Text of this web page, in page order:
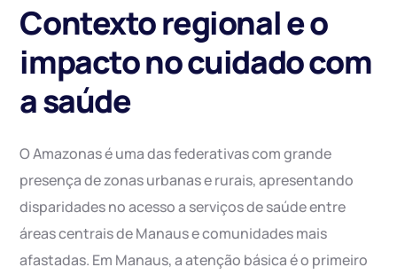
Contexto regional e o
impacto no cuidado com
a saúde
O Amazonas é uma das federativas com grande
presença de zonas urbanas e rurais, apresentando
disparidades no acesso a serviços de saúde entre
áreas centrais de Manaus e comunidades mais
afastadas. Em Manaus, a atenção básica é o primeiro